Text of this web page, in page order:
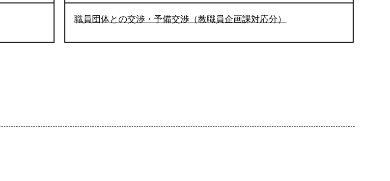
職員団体との交渉・予備交渉（教職員企画課対応分）